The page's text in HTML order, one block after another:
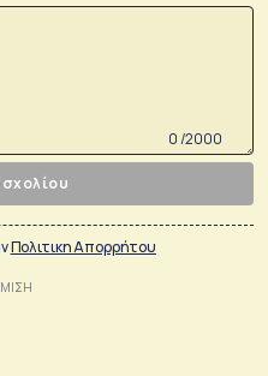
0 /2000
Πολιτικη Απορρήτου